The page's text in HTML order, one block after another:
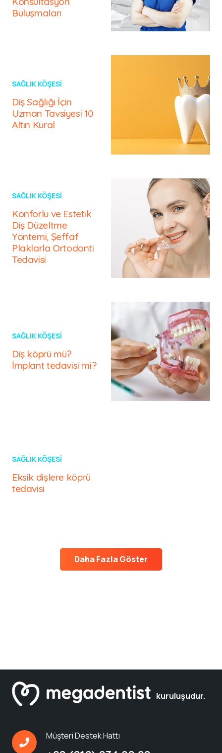
Buluşmaları
SAĞLIK KÖŞESI
Diş Sağlığı İçin
Uzman Tavsiyesi 10
Altın Kural
SAĞLIK KÖŞESI
Konforlu ve Estetik
Diş Düzeltme
Yöntemi, Şeffaf
Plaklarla Ortodonti
Tedavisi
SAĞLIK KÖŞESI
Diş köprü mü?
İmplant tedavisi mi?
SAĞLIK KÖŞESI
Eksik dişlere köprü
tedavisi
Daha Fazla Göster
kuruluşudur.
Müşteri Destek Hattı